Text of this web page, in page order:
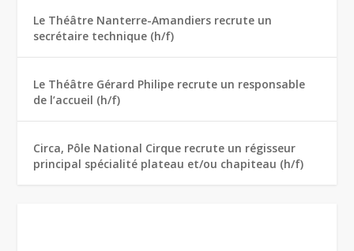
Le Théâtre Nanterre-Amandiers recrute un
secrétaire technique (h/f)
Le Théâtre Gérard Philipe recrute un responsable
de l’accueil (h/f)
Circa, Pôle National Cirque recrute un régisseur
principal spécialité plateau et/ou chapiteau (h/f)